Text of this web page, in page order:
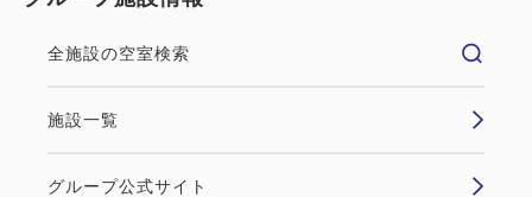
全施設の空室検索
施設一覧
グループ公式サイト